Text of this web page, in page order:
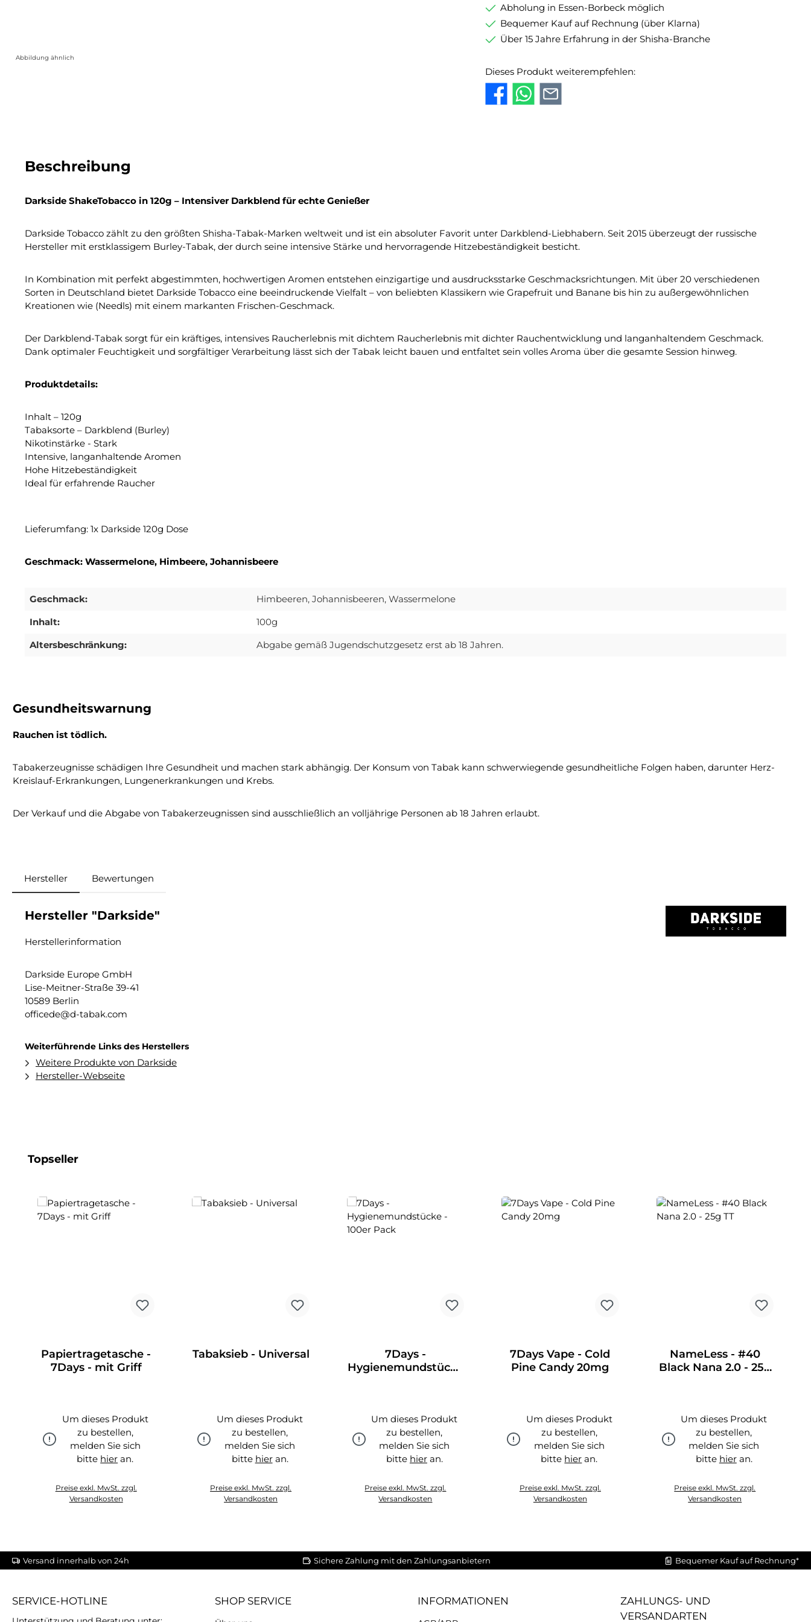
Abbildung ähnlich
Abholung in Essen-Borbeck möglich
Bequemer Kauf auf Rechnung (über Klarna)
Über 15 Jahre Erfahrung in der Shisha-Branche
Dieses Produkt weiterempfehlen:
Beschreibung
Darkside ShakeTobacco in 120g – Intensiver Darkblend für echte Genießer
Darkside Tobacco zählt zu den größten Shisha-Tabak-Marken weltweit und ist ein absoluter Favorit unter Darkblend-Liebhabern. Seit 2015 überzeugt der russische
Hersteller mit erstklassigem Burley-Tabak, der durch seine intensive Stärke und hervorragende Hitzebeständigkeit besticht.
In Kombination mit perfekt abgestimmten, hochwertigen Aromen entstehen einzigartige und ausdrucksstarke Geschmacksrichtungen. Mit über 20 verschiedenen
Sorten in Deutschland bietet Darkside Tobacco eine beeindruckende Vielfalt – von beliebten Klassikern wie Grapefruit und Banane bis hin zu außergewöhnlichen
Kreationen wie (Needls) mit einem markanten Frischen-Geschmack.
Der Darkblend-Tabak sorgt für ein kräftiges, intensives Raucherlebnis mit dichtem Raucherlebnis mit dichter Rauchentwicklung und langanhaltendem Geschmack.
Dank optimaler Feuchtigkeit und sorgfältiger Verarbeitung lässt sich der Tabak leicht bauen und entfaltet sein volles Aroma über die gesamte Session hinweg.
Produktdetails:
Inhalt – 120g
Tabaksorte – Darkblend (Burley)
Nikotinstärke - Stark
Intensive, langanhaltende Aromen
Hohe Hitzebeständigkeit
Ideal für erfahrende Raucher
Lieferumfang: 1x Darkside 120g Dose
Geschmack: Wassermelone, Himbeere, Johannisbeere
Geschmack:
Himbeeren, Johannisbeeren, Wassermelone
Inhalt:
100g
Altersbeschränkung:
Abgabe gemäß Jugendschutzgesetz erst ab 18 Jahren.
Gesundheitswarnung
Rauchen ist tödlich.
Tabakerzeugnisse schädigen Ihre Gesundheit und machen stark abhängig. Der Konsum von Tabak kann schwerwiegende gesundheitliche Folgen haben, darunter Herz-
Kreislauf-Erkrankungen, Lungenerkrankungen und Krebs.
Der Verkauf und die Abgabe von Tabakerzeugnissen sind ausschließlich an volljährige Personen ab 18 Jahren erlaubt.
Hersteller Bewertungen
Hersteller "Darkside"
Herstellerinformation
Darkside Europe GmbH
Lise-Meitner-Straße 39-41
10589 Berlin
officede@d-tabak.com
Weiterführende Links des Herstellers
Weitere Produkte von Darkside
Hersteller-Webseite
Produktgalerie überspringen
Topseller
Papiertragetasche -
7Days - mit Griff
Um dieses Produkt
zu bestellen,
melden Sie sich
bitte hier an.
Preise exkl. MwSt. zzgl.
Versandkosten
hier
Tabaksieb - Universal
Um dieses Produkt
zu bestellen,
melden Sie sich
bitte hieran.
Preise exkl. MwSt. zzgl.
Versandkosten
hier
7Days -
Hygienemundstücke
Um dieses Produkt
zu bestellen,
melden Sie sich
bitte hieran.
Preise exkl. MwSt. zzgl.
Versandkosten
hier
7Days Vape - Cold
Pine Candy 20mg
Um dieses Produkt
zu bestellen,
melden Sie sich
bitte hier an.
Preise exkl. MwSt. zzgl.
Versandkosten
hier
NameLess - #40
Black Nana 2.0 - 25g
Um dieses Produkt
zu bestellen,
melden Sie sich
bitte hieran.
Preise exkl. MwSt. zzgl.
Versandkosten
hier
Versand innerhalb von 24h Sichere Zahlung mit den Zahlungsanbietern Bequemer Kauf auf Rechnung*
SERVICE-HOTLINE SHOP SERVICE INFORMATIONEN
ZAHLUNGS- UND
VERSANDARTEN